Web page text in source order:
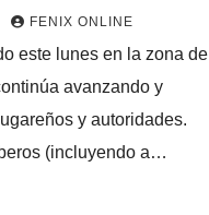
FENIX ONLINE
este lunes en la zona de
avanzando y
y autoridades.
(incluyendo a…